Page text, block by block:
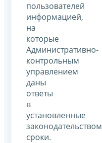
пользователей
информацией,
на
которые
Административно-
контрольным
управлением
даны
ответы
в
установленные
законодательством
сроки.